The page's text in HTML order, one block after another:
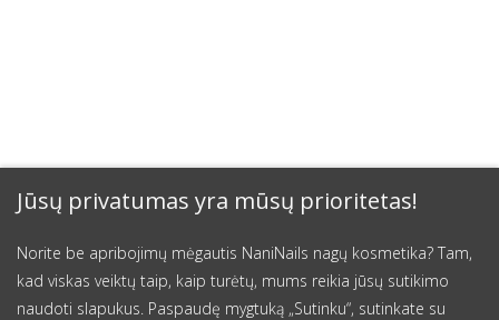
Jūsų privatumas yra mūsų prioritetas!
Norite be apribojimų mėgautis NaniNails nagų kosmetika? Tam,
kad viskas veiktų taip, kaip turėtų, mums reikia jūsų sutikimo
naudoti slapukus. Paspaudę mygtuką „Sutinku“, sutinkate su